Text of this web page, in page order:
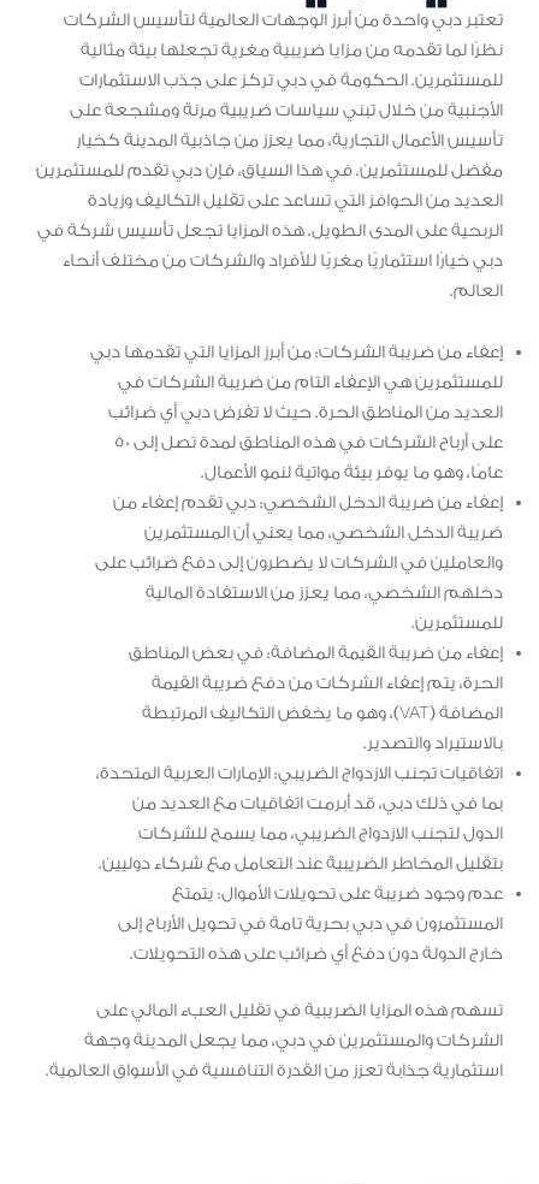
تعتبر دبي واحدة من أبرز الوجهات العالمية لتأسيس الشركات
نظرًا لما تقدمه من مزايا ضريبية مغرية تجعلها بيئة مثالية
للمستثمرين. الحكومة في دبي تركز على جذب الاستثمارات
الأجنبية من خلال تبني سياسات ضريبية مرنة ومشجعة على
تأسيس الأعمال التجارية، مما يعزز من جاذبية المدينة كخيار
مفضل للمستثمرين. في هذا السياق، فإن دبي تقدم للمستثمرين
العديد من الحوافز التي تساعد على تقليل التكاليف وزيادة
الربحية على المدى الطويل. هذه المزايا تجعل تأسيس شركة في
دبي خيارًا استثماريًا مغريًا للأفراد والشركات من مختلف أنحاء
العالم.
إعفاء من ضريبة الشركات: من أبرز المزايا التي تقدمها دبي
للمستثمرين هي الإعفاء التام من ضريبة الشركات في
العديد من المناطق الحرة. حيث لا تفرض دبي أي ضرائب
على أرباح الشركات في هذه المناطق لمدة تصل إلى 50
عامًا، وهو ما يوفر بيئة مواتية لنمو الأعمال.
إعفاء من ضريبة الدخل الشخصي: دبي تقدم إعفاء من
ضريبة الدخل الشخصي، مما يعني أن المستثمرين
والعاملين في الشركات لا يضطرون إلى دفع ضرائب على
دخلهم الشخصي، مما يعزز من الاستفادة المالية
للمستثمرين.
إعفاء من ضريبة القيمة المضافة: في بعض المناطق
الحرة، يتم إعفاء الشركات من دفع ضريبة القيمة
المضافة (VAT)، وهو ما يخفض التكاليف المرتبطة
بالاستيراد والتصدير.
اتفاقيات تجنب الازدواج الضريبي: الإمارات العربية المتحدة،
بما في ذلك دبي، قد أبرمت اتفاقيات مع العديد من
الدول لتجنب الازدواج الضريبي، مما يسمح للشركات
بتقليل المخاطر الضريبية عند التعامل مع شركاء دوليين.
عدم وجود ضريبة على تحويلات الأموال: يتمتع
المستثمرون في دبي بحرية تامة في تحويل الأرباح إلى
خارج الدولة دون دفع أي ضرائب على هذه التحويلات.
تسهم هذه المزايا الضريبية في تقليل العبء المالي على
الشركات والمستثمرين في دبي، مما يجعل المدينة وجهة
استثمارية جذابة تعزز من القدرة التنافسية في الأسواق العالمية.